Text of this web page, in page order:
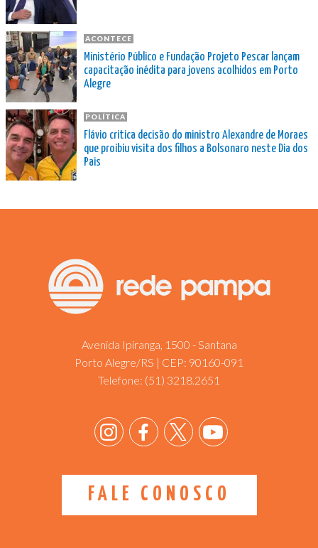
ACONTECE
Ministério Público e Fundação Projeto Pescar lançam
capacitação inédita para jovens acolhidos em Porto
Alegre
POLÍTICA
Flávio critica decisão do ministro Alexandre de Moraes
que proibiu visita dos filhos a Bolsonaro neste Dia dos
Pais
Avenida Ipiranga, 1500 - Santana
Porto Alegre/RS | CEP: 90160-091
Telefone: (51) 3218.2651
FALE CONOSCO